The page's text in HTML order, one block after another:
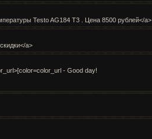
Testo AG184 T3 . Цена 8500 рублей</a>
a>
- Good day!